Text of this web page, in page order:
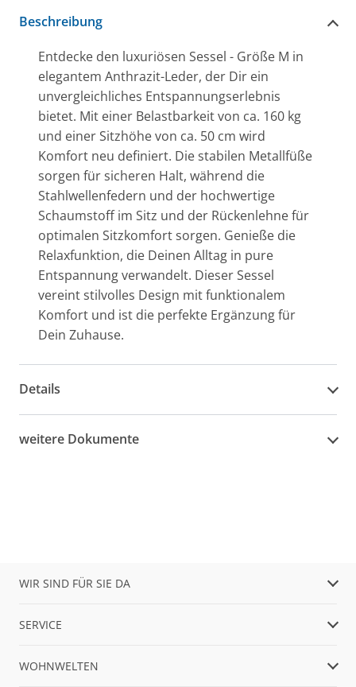
Beschreibung
Entdecke den luxuriösen Sessel - Größe M in
elegantem Anthrazit-Leder, der Dir ein
unvergleichliches Entspannungserlebnis
bietet. Mit einer Belastbarkeit von ca. 160 kg
und einer Sitzhöhe von ca. 50 cm wird
Komfort neu definiert. Die stabilen Metallfüße
sorgen für sicheren Halt, während die
Stahlwellenfedern und der hochwertige
Schaumstoff im Sitz und der Rückenlehne für
optimalen Sitzkomfort sorgen. Genieße die
Relaxfunktion, die Deinen Alltag in pure
Entspannung verwandelt. Dieser Sessel
vereint stilvolles Design mit funktionalem
Komfort und ist die perfekte Ergänzung für
Dein Zuhause.
Details
weitere Dokumente
WIR SIND FÜR SIE DA
SERVICE
WOHNWELTEN